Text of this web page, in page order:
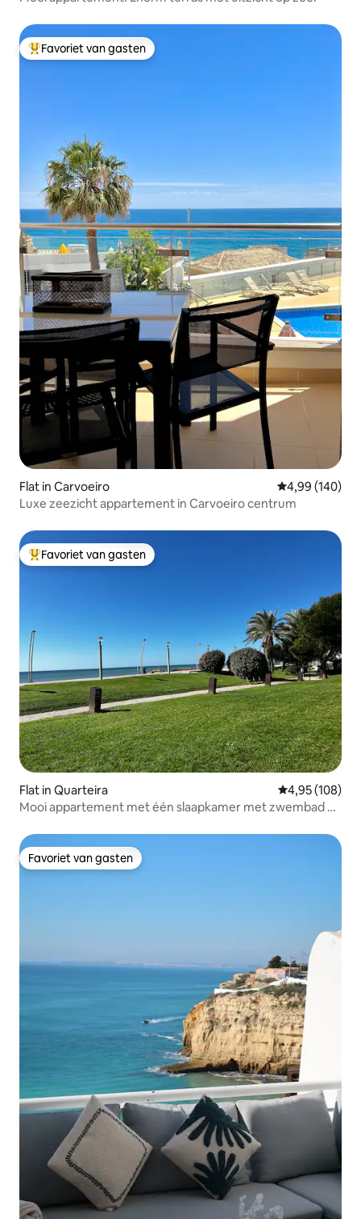
Topfavoriet van gasten
Favoriet van gasten
Flat in Carvoeiro Gemiddelde
4,99 (140)
Luxe zeezicht appartement in Carvoeiro centrum
Topfavoriet van gasten
Favoriet van gasten
Flat in Quarteira Gemiddelde
4,95 (108)
Mooi appartement met één slaapkamer met zwembad en
Favoriet van gasten
Favoriet van gasten